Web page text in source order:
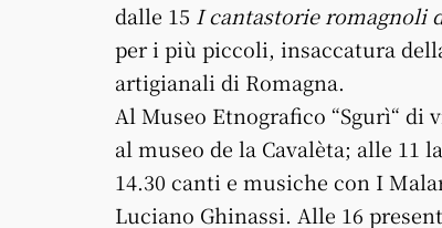
dalle 15 I cantastorie romagnoli
per i più piccoli, insaccatura
artigianali di Romagna.
Al Museo Etnografico “Sgurì“ di
al museo de la Cavalèta; alle
14.30 canti e musiche con I
Luciano Ghinassi. Alle 16